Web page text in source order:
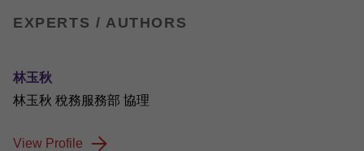
EXPERTS / AUTHORS
林玉秋
林玉秋 稅務服務部 協理
View Profile